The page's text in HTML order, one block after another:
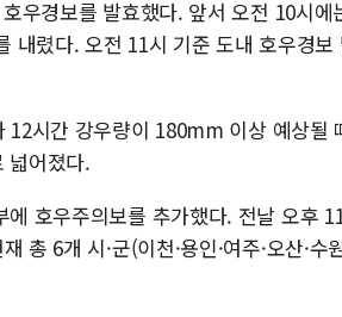
우경보를 발효했다. 앞서 오전 10시에
내렸다. 오전 11시 기준 도내 호우경보
시간 강우량이 180mm 이상 예상될
넓어졌다.
에 호우주의보를 추가했다. 전날 오후
총 6개 시·군(이천·용인·여주·오산·수